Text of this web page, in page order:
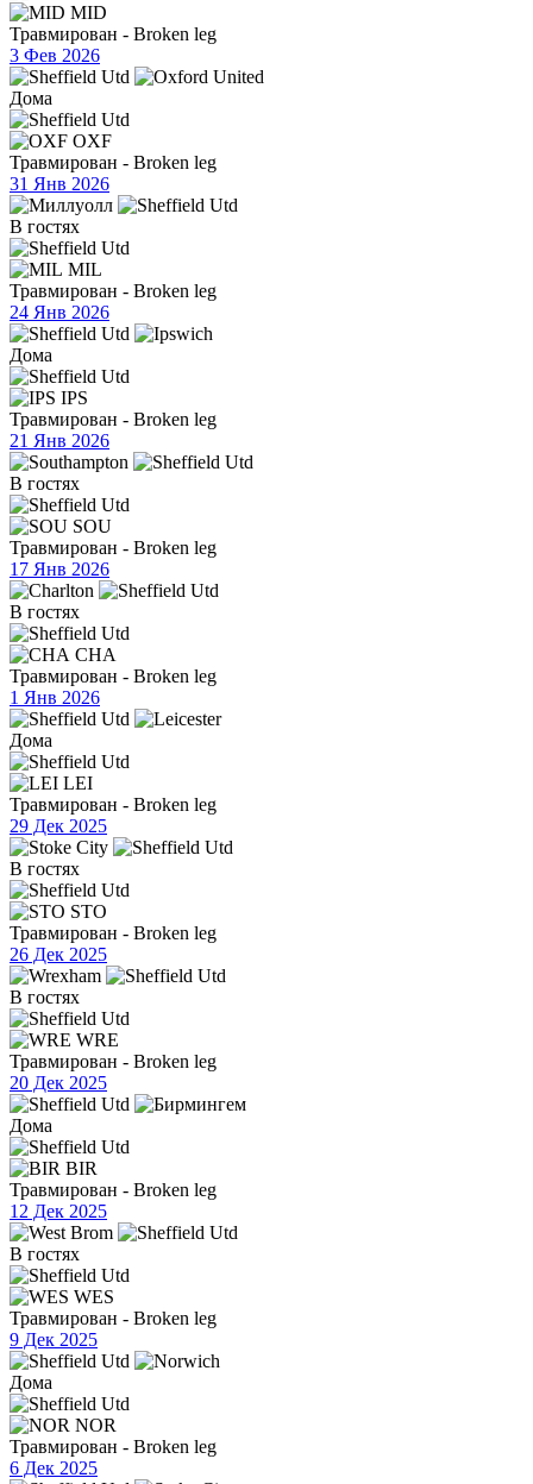
MID
Травмирован - Broken leg
3 Фев 2026
Дома
OXF
Травмирован - Broken leg
31 Янв 2026
В гостях
MIL
Травмирован - Broken leg
24 Янв 2026
Дома
IPS
Травмирован - Broken leg
21 Янв 2026
В гостях
SOU
Травмирован - Broken leg
17 Янв 2026
В гостях
CHA
Травмирован - Broken leg
1 Янв 2026
Дома
LEI
Травмирован - Broken leg
29 Дек 2025
В гостях
STO
Травмирован - Broken leg
26 Дек 2025
В гостях
WRE
Травмирован - Broken leg
20 Дек 2025
Дома
BIR
Травмирован - Broken leg
12 Дек 2025
В гостях
WES
Травмирован - Broken leg
9 Дек 2025
Дома
NOR
Травмирован - Broken leg
6 Дек 2025